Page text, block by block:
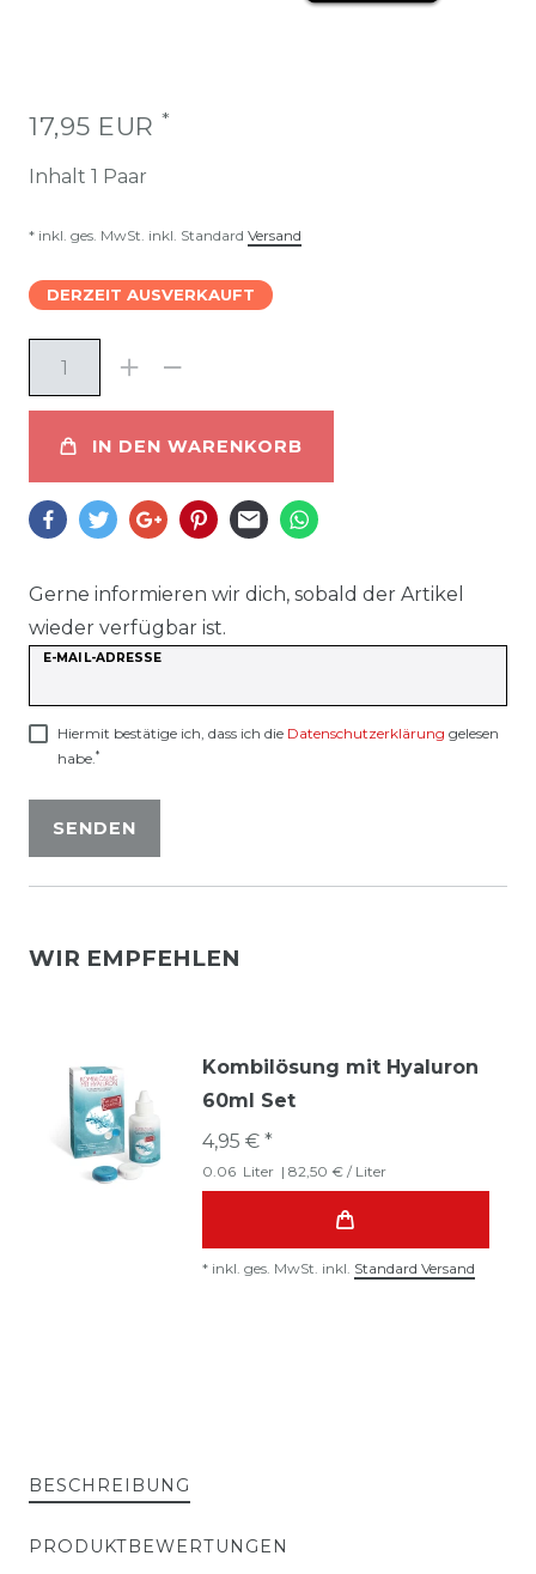
17,95 EUR *
Inhalt 1 Paar
* inkl. ges. MwSt. inkl. Standard Versand
DERZEIT AUSVERKAUFT
IN DEN WARENKORB
Gerne informieren wir dich, sobald der Artikel
wieder verfügbar ist.
E-MAIL-ADRESSE
Hiermit bestätige ich, dass ich die Daten­schutz­erklärung gelesen
habe.*
SENDEN
WIR EMPFEHLEN
Kombilösung mit Hyaluron
60ml Set
4,95 € *
0.06 Liter | 82,50 € / Liter
* inkl. ges. MwSt. inkl. Standard Versand
BESCHREIBUNG
PRODUKTBEWERTUNGEN